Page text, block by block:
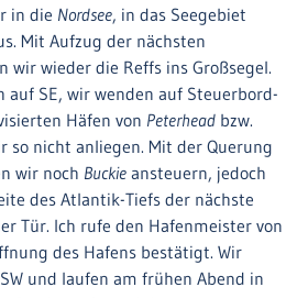
in die Nordsee, in das Seegebiet
Mit Aufzug der nächsten
wir wieder die Reffs ins Großsegel.
auf SE, wir wenden auf Steuerbord-
Häfen von Peterhead bzw.
so nicht anliegen. Mit der Querung
wir noch Buckie ansteuern, jedoch
des Atlantik-Tiefs der nächste
Tür. Ich rufe den Hafenmeister von
des Hafens bestätigt. Wir
und laufen am frühen Abend in